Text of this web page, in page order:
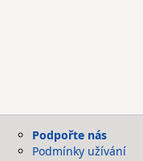
Podpořte nás
Podmínky užívání